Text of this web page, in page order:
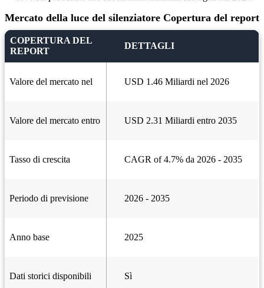
Mercato della luce del silenziatore Copertura del report
COPERTURA DEL
REPORT
DETTAGLI
Valore del mercato nel USD 1.46 Miliardi nel 2026
Valore del mercato entro USD 2.31 Miliardi entro 2035
Tasso di crescita CAGR of 4.7% da 2026 - 2035
Periodo di previsione 2026 - 2035
Anno base 2025
Dati storici disponibili Sì